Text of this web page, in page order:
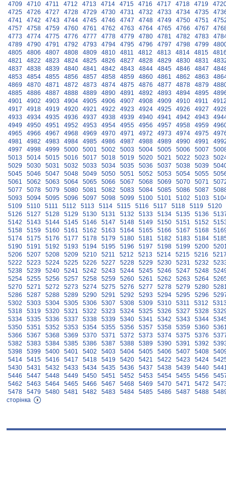
4709
4710 4711 4712 4713 4714 4715 4716 4717 4718 4719
4725
4726 4727 4728 4729 4730 4731 4732 4733 4734 4735
4741
4742 4743 4744 4745 4746 4747 4748 4749 4750 4751
4757
4758 4759 4760 4761 4762 4763 4764 4765 4766 4767
4773
4774 4775 4776 4777 4778 4779 4780 4781 4782 4783
4789
4790 4791 4792 4793 4794 4795 4796 4797 4798 4799
4805
4806 4807 4808 4809 4810 4811 4812 4813 4814 4815
4821
4822 4823 4824 4825 4826 4827 4828 4829 4830 4831
4837
4838 4839 4840 4841 4842 4843 4844 4845 4846 4847
4853
4854 4855 4856 4857 4858 4859 4860 4861 4862 4863
4869
4870 4871 4872 4873 4874 4875 4876 4877 4878 4879
4885
4886 4887 4888 4889 4890 4891 4892 4893 4894 4895
4901
4902 4903 4904 4905 4906 4907 4908 4909 4910 4911
4917
4918 4919 4920 4921 4922 4923 4924 4925 4926 4927
4933
4934 4935 4936 4937 4938 4939 4940 4941 4942 4943
4949
4950 4951 4952 4953 4954 4955 4956 4957 4958 4959
4965
4966 4967 4968 4969 4970 4971 4972 4973 4974 4975
4981
4982 4983 4984 4985 4986 4987 4988 4989 4990 4991
4997
4998 4999 5000 5001 5002 5003 5004 5005 5006 5007
5013
5014 5015 5016 5017 5018 5019 5020 5021 5022 5023
5029
5030 5031 5032 5033 5034 5035 5036 5037 5038 5039
5045
5046 5047 5048 5049 5050 5051 5052 5053 5054 5055
5061
5062 5063 5064 5065 5066 5067 5068 5069 5070 5071
5077
5078 5079 5080 5081 5082 5083 5084 5085 5086 5087
5093
5094 5095 5096 5097 5098 5099 5100 5101 5102 5103
5109
5110 5111 5112 5113 5114 5115 5116 5117 5118 5119
5120
5126
5127 5128 5129 5130 5131 5132 5133 5134 5135 5136
5142
5143 5144 5145 5146 5147 5148 5149 5150 5151 5152
5158
5159 5160 5161 5162 5163 5164 5165 5166 5167 5168
5174
5175 5176 5177 5178 5179 5180 5181 5182 5183 5184
5190
5191 5192 5193 5194 5195 5196 5197 5198 5199 5200
5206
5207 5208 5209 5210 5211 5212 5213 5214 5215 5216
5222
5223 5224 5225 5226 5227 5228 5229 5230 5231 5232
5238
5239 5240 5241 5242 5243 5244 5245 5246 5247 5248
5254
5255 5256 5257 5258 5259 5260 5261 5262 5263 5264
5270
5271 5272 5273 5274 5275 5276 5277 5278 5279 5280
5286
5287 5288 5289 5290 5291 5292 5293 5294 5295 5296
5302
5303 5304 5305 5306 5307 5308 5309 5310 5311 5312
5318
5319 5320 5321 5322 5323 5324 5325 5326 5327 5328
5334
5335 5336 5337 5338 5339 5340 5341 5342 5343 5344
5350
5351 5352 5353 5354 5355 5356 5357 5358 5359 5360
5366
5367 5368 5369 5370 5371 5372 5373 5374 5375 5376
5382
5383 5384 5385 5386 5387 5388 5389 5390 5391 5392
5398
5399 5400 5401 5402 5403 5404 5405 5406 5407 5408
5414
5415 5416 5417 5418 5419 5420 5421 5422 5423 5424
5430
5431 5432 5433 5434 5435 5436 5437 5438 5439 5440
5446
5447 5448 5449 5450 5451 5452 5453 5454 5455 5456
5462
5463 5464 5465 5466 5467 5468 5469 5470 5471 5472
5478
5479 5480 5481 5482 5483 5484 5485 5486 5487 5488
сторінка